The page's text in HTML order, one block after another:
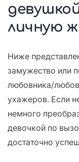
личную
Ниже
замужество или
любовника/
ухажеров. Если
немного
девочкой по
достаточно